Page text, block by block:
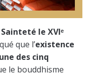
Sainteté le XVIᵉ
que l’existence
des cinq
le bouddhisme